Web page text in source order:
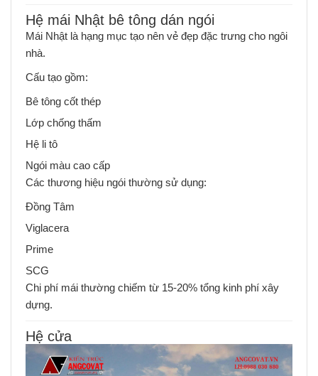
Hệ mái Nhật bê tông dán ngói
Mái Nhật là hạng mục tạo nên vẻ đẹp đặc trưng cho ngôi
nhà.
Cấu tạo gồm:
Bê tông cốt thép
Lớp chống thấm
Hệ li tô
Ngói màu cao cấp
Các thương hiệu ngói thường sử dụng:
Đồng Tâm
Viglacera
Prime
SCG
Chi phí mái thường chiếm từ 15-20% tổng kinh phí xây
dựng.
Hệ cửa